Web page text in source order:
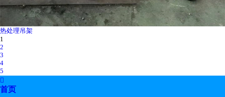
热处理吊架
1
2
3
4
5
6
7
8

首页